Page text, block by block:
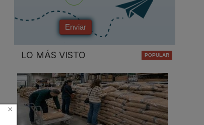
Enviar
LO MÁS VISTO
×